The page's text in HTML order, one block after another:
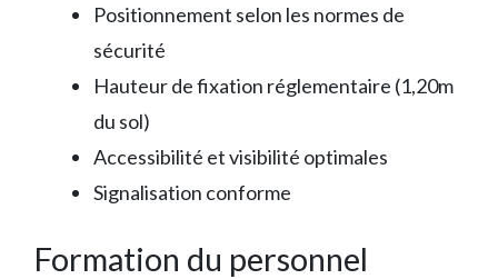
Positionnement selon les normes de
sécurité
Hauteur de fixation réglementaire (1,20m
du sol)
Accessibilité et visibilité optimales
Signalisation conforme
Formation du personnel